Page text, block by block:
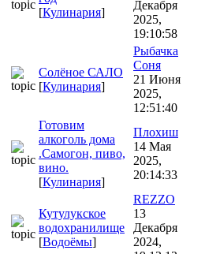
[Кулинария]
Декабря
2025,
19:10:58
Солёное САЛО
[Кулинария]
Рыбачка
Соня
21 Июня
2025,
12:51:40
Готовим
алкоголь дома
.Самогон, пиво,
вино.
[Кулинария]
Плохиш
14 Мая
2025,
20:14:33
Кутулукское
водохранилище
[Водоёмы]
REZZO
13
Декабря
2024,